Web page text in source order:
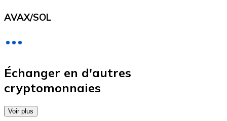
Boutique - Cartes
Aller à la boutique de cartes-cadeaux
AVAX/SOL
Échanger en d'autres
cryptomonnaies
Voir plus